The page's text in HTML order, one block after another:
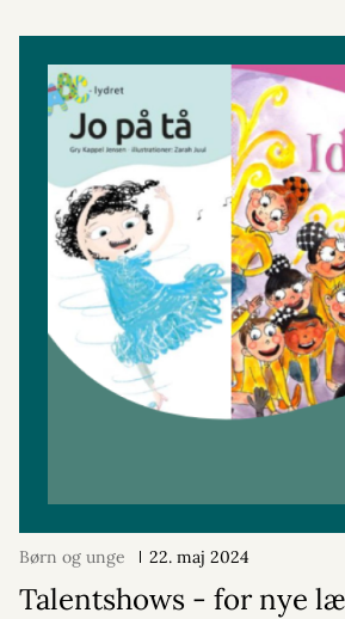
Børn og unge 22. maj 2024
Talentshows - for nye